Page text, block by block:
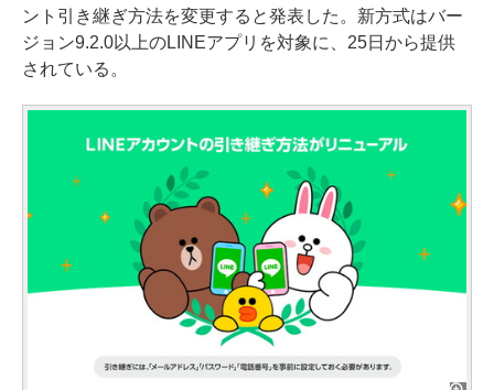
ント引き継ぎ方法を変更すると発表した。新方式はバー
ジョン9.2.0以上のLINEアプリを対象に、25日から提供
されている。